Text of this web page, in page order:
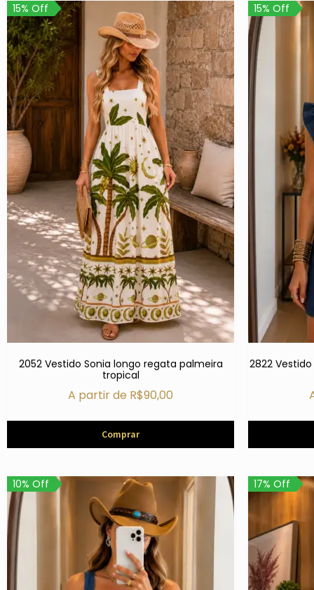
15% Off
2052 Vestido Sonia longo regata palmeira
tropical
A partir de R$90,00
Comprar
15% Off
2822
10% Off 17% Off